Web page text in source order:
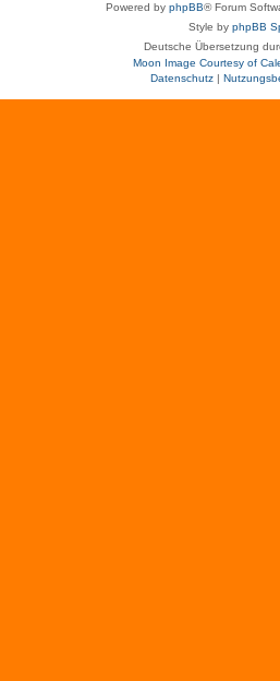
Powered by phpBB® Forum
Style by phpBB
Deutsche Übersetzung
Moon Image Courtesy of
Datenschutz|